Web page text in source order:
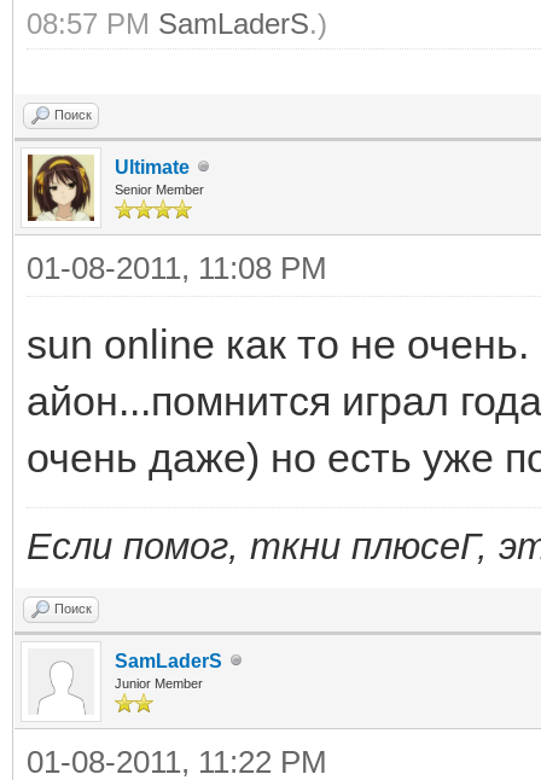
08:57 PM SamLaderS.)
Поиск
Ultimate
Senior Member
01-08-2011, 11:08 PM
sun online как то не
айон...помнится играл
очень даже) но есть уже
Если помог, ткни плюсеГ,
Поиск
SamLaderS
Junior Member
01-08-2011, 11:22 PM